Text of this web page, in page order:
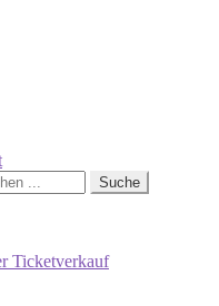
Suche
Ticketverkauf